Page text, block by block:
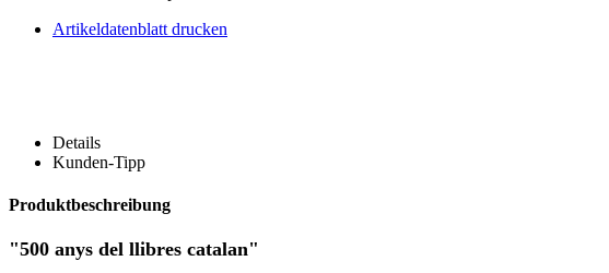
Artikeldatenblatt drucken
Details
Kunden-Tipp
Produktbeschreibung
"500 anys del llibres catalan"